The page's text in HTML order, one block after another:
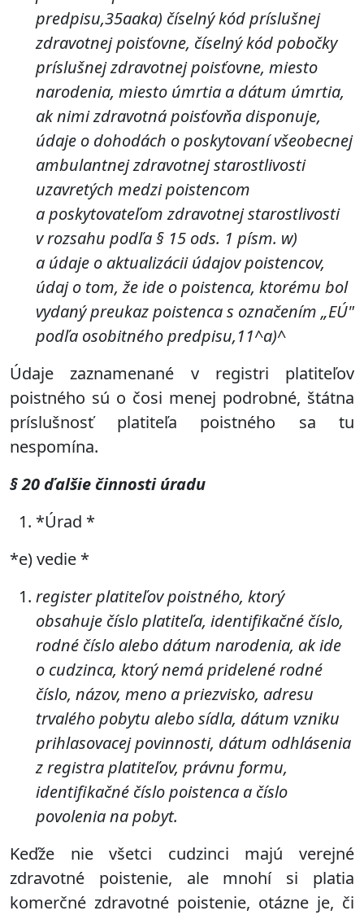
predpisu,35aaka) číselný kód príslušnej
zdravotnej poisťovne, číselný kód pobočky
príslušnej zdravotnej poisťovne, miesto
narodenia, miesto úmrtia a dátum úmrtia,
ak nimi zdravotná poisťovňa disponuje,
údaje o dohodách o poskytovaní všeobecnej
ambulantnej zdravotnej starostlivosti
uzavretých medzi poistencom
a poskytovateľom zdravotnej starostlivosti
v rozsahu podľa § 15 ods. 1 písm. w)
a údaje o aktualizácii údajov poistencov,
údaj o tom, že ide o poistenca, ktorému bol
vydaný preukaz poistenca s označením „EÚ"
podľa osobitného predpisu,11^a)^
Údaje zaznamenané v registri platiteľov
poistného sú o čosi menej podrobné, štátna
príslušnosť platiteľa poistného sa tu
nespomína.
§ 20 ďalšie činnosti úradu
*Úrad *
*e) vedie *
register platiteľov poistného, ktorý
obsahuje číslo platiteľa, identifikačné číslo,
rodné číslo alebo dátum narodenia, ak ide
o cudzinca, ktorý nemá pridelené rodné
číslo, názov, meno a priezvisko, adresu
trvalého pobytu alebo sídla, dátum vzniku
prihlasovacej povinnosti, dátum odhlásenia
z registra platiteľov, právnu formu,
identifikačné číslo poistenca a číslo
povolenia na pobyt.
Keďže nie všetci cudzinci majú verejné
zdravotné poistenie, ale mnohí si platia
komerčné zdravotné poistenie, otázne je, či